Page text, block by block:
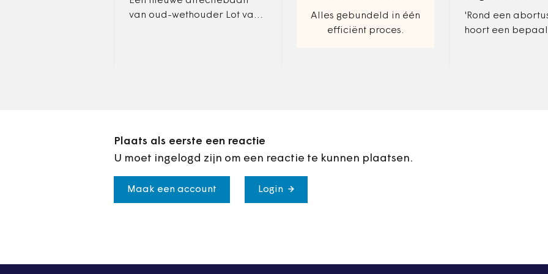
van oud-wethouder Lot van
Alles gebundeld in één
efficiënt proces.
'Rond een
hoort een
Plaats als eerste een reactie
U moet ingelogd zijn om een reactie te kunnen plaatsen.
Maak een account Login